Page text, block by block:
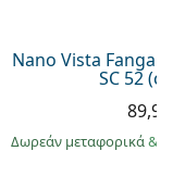
Nano Vista
SC 52
Δωρεάν μεταφορικά&